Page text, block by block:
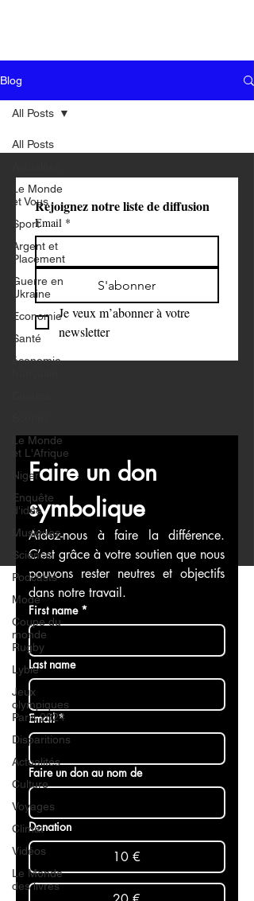
Blog
All Posts
Le Monde
et Vous
Sport
Argent et
Placement
Guerre en
Ukraine
Economie
Santé
économie
Le Monde
et L'Afrique
Niger
Enquête
d'idée
Musiques
Science
Podcasts
Mode
Coupe du
monde
Rugby
Lybie
Jeux
olympiques
Paris 2024
Disparitions
Actualités
Culture
Voyages
Climat
Vidéos
Le Monde
des livres
All Posts
Faire un don
symbolique
Aidez-nous à faire la différence.
C’est grâce à votre soutien que nous
pouvons rester neutres et objectifs
dans notre travail.
First name *
Last name
Email *
Faire un don au nom de
Donation
10 €
Rejoignez notre liste de diffusion
Email *
S'abonner
Je veux m’abonner à votre
newsletter